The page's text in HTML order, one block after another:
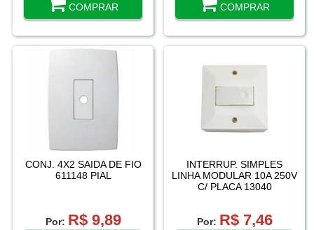
COMPRAR COMPRAR
CONJ. 4X2 SAIDA DE FIO
611148 PIAL
Por: R$ 9,89
INTERRUP. SIMPLES
LINHA MODULAR 10A 250V
C/ PLACA 13040
Por: R$ 7,46